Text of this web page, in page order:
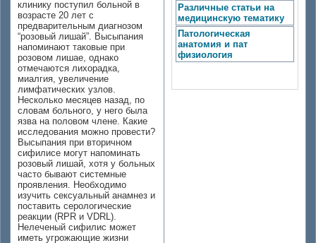
клинику поступил больной в
возрасте 20 лет с
предварительным диагнозом
“розовый лишай”. Высыпания
напоминают таковые при
розовом лишае, однако
отмечаются лихорадка,
миалгия, увеличение
лимфатических узлов.
Несколько месяцев назад, по
словам больного, у него была
язва на половом члене. Какие
исследования можно провести?
Высыпания при вторичном
сифилисе могут напоминать
розовый лишай, хотя у больных
часто бывают системные
проявления. Необходимо
изучить сексуальный анамнез и
поставить серологические
реакции (RPR и VDRL).
Нелеченый сифилис может
иметь угрожающие жизни
Различные статьи на
медицинскую тематику
Патологическая
анатомия и пат
физиология